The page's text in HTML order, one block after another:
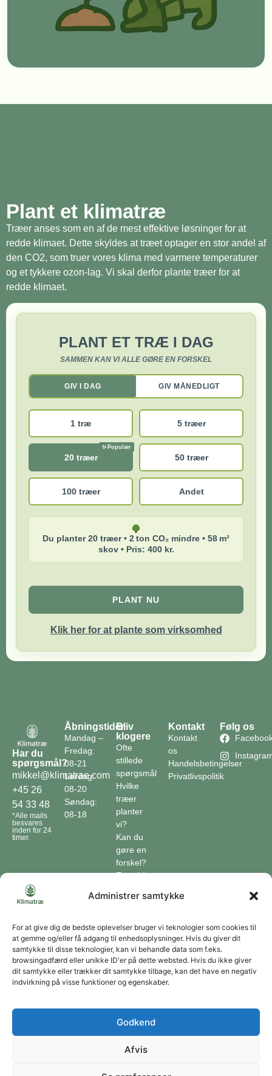
Administrer samtykke
For at give dig de bedste oplevelser bruger vi teknologier som cookies til
at gemme og/eller få adgang til enhedsoplysninger. Hvis du giver dit
samtykke til disse teknologier, kan vi behandle data som f.eks.
browsingadfærd eller unikke ID'er på dette websted. Hvis du ikke giver
dit samtykke eller trækker dit samtykke tilbage, kan det have en negativ
indvirkning på visse funktioner og egenskaber.
Godkend
Afvis
Plant et klimatræ
Træer anses som en af de mest effektive løsninger for at
redde klimaet. Dette skyldes at træet optager en stor andel af
den CO2, som truer vores klima med varmere temperaturer
og et tykkere ozon-lag. Vi skal derfor plante træer for at
redde klimaet.
PLANT ET TRÆ I DAG
SAMMEN KAN VI ALLE GØRE EN FORSKEL
GIV I DAG GIV MÅNEDLIGT
1 træ 5 træer
20 træer 50 træer
100 træer Andet
Du planter 20 træer • 2 ton CO₂ mindre • 58 m²
skov • Pris: 400 kr.
PLANT NU
Klik her for at plante som virksomhed
Har du
spørgsmål?
mikkel@klimatrae.com
+45 26
54 33 48
*Alle mails
besvares
inden for 24
timer.
Åbningstider
Mandag –
Fredag:
08-21
Lørdag:
08-20
Søndag:
08-18
Bliv
klogere
Ofte
stillede
spørgsmål
Hvilke
træer
planter
vi?
Kan du
gøre en
forskel?
En guide
Klimaordbogen
optager
træer
co2?
Kontakt
Kontakt
os
Handelsbetingelser
Privatlivspolitik
Følg os
Forbliv forbundet